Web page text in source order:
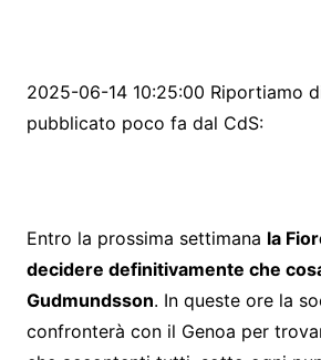
2025-06-14 10:25:00 Riportiamo
pubblicato poco fa dal CdS:
Entro la prossima settimana la
decidere definitivamente che
Gudmundsson. In queste ore la
confronterà con il Genoa per